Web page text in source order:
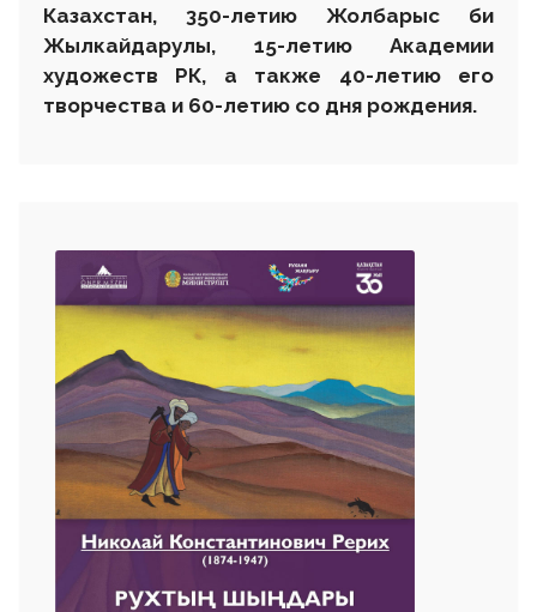
Казахстан, 350-летию Жолбарыс би
Жылкайдарулы, 15-летию Академии
художеств РК, а также 40-летию его
творчества и 60-летию со дня рождения.